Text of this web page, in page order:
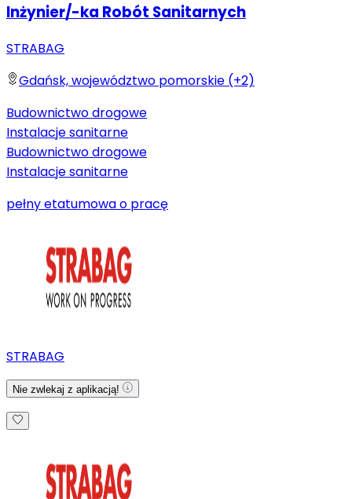
Inżynier/-ka Robót Sanitarnych
STRABAG
Gdańsk, województwo pomorskie (+2)
Budownictwo drogowe
Instalacje sanitarne
Budownictwo drogowe
Instalacje sanitarne
pełny etatumowa o pracę
STRABAG
Nie zwlekaj z aplikacją!